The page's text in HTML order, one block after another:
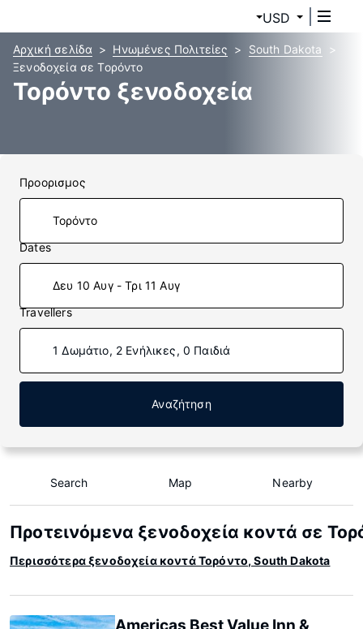
USD
Αρχική σελίδα Ηνωμένες Πολιτείες
South Dakota
Ξενοδοχεία σε Τορόντο
Τορόντο ξενοδοχεία
Προορισμος
Dates
Δευ 10 Αυγ - Τρι 11 Αυγ
Travellers
1 Δωμάτιο, 2 Ενήλικες, 0 Παιδιά
Αναζήτηση
Search Map Nearby
Προτεινόμενα ξενοδοχεία κοντά σε
Περισσότερα ξενοδοχεία κοντά Τορόντο, South Dakota